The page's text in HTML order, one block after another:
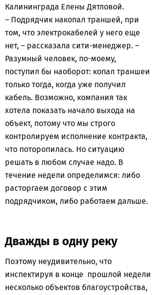
Калининграда Елены Дятловой.
– Подрядчик накопал траншей, при
том, что электрокабелей у него еще
нет, – рассказала сити-менеджер. –
Разумный человек, по-моему,
поступил бы наоборот: копал траншеи
только тогда, когда уже получил
кабель. Возможно, компания так
хотела показать начало выхода на
объект, потому что мы строго
контролируем исполнение контракта,
что поторопилась. Но ситуацию
решать в любом случае надо. В
течение недели определимся: либо
расторгаем договор с этим
подрядчиком, либо работаем дальше.
Дважды в одну реку
Поэтому неудивительно, что
инспектируя в конце прошлой недели
несколько объектов благоустройства,